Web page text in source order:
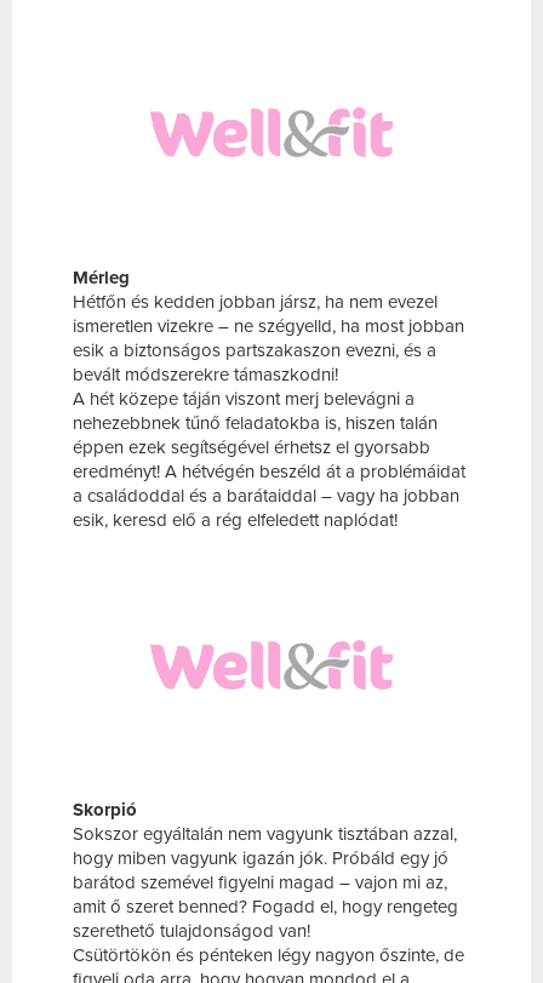
Mérleg
Hétfőn és kedden jobban jársz, ha nem evezel
ismeretlen vizekre – ne szégyelld, ha most jobban
esik a biztonságos partszakaszon evezni, és a
bevált módszerekre támaszkodni!
A hét közepe táján viszont merj belevágni a
nehezebbnek tűnő feladatokba is, hiszen talán
éppen ezek segítségével érhetsz el gyorsabb
eredményt! A hétvégén beszéld át a problémáidat
a családoddal és a barátaiddal – vagy ha jobban
esik, keresd elő a rég elfeledett naplódat!
Skorpió
Sokszor egyáltalán nem vagyunk tisztában azzal,
hogy miben vagyunk igazán jók. Próbáld egy jó
barátod szemével figyelni magad – vajon mi az,
amit ő szeret benned? Fogadd el, hogy rengeteg
szerethető tulajdonságod van!
Csütörtökön és pénteken légy nagyon őszinte, de